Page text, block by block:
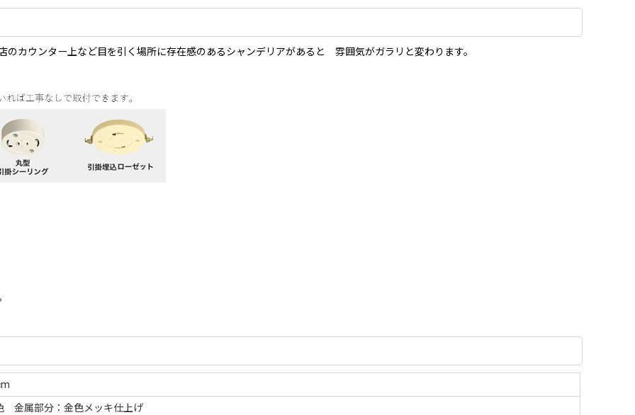
カウンター上など目を引く場所に存在感のあるシャンデリアがあると 雰囲気がガラリと変わります。
金属部分：金色メッキ仕上げ